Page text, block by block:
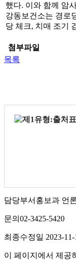
했다. 이와 함께 암
강동보건소는 경로
당 체크, 치매 조기
첨부파일
목록
담당부서 홍보과 언
문의 02-3425-5420
최종수정일 2023-11-
이 페이지에서 제공